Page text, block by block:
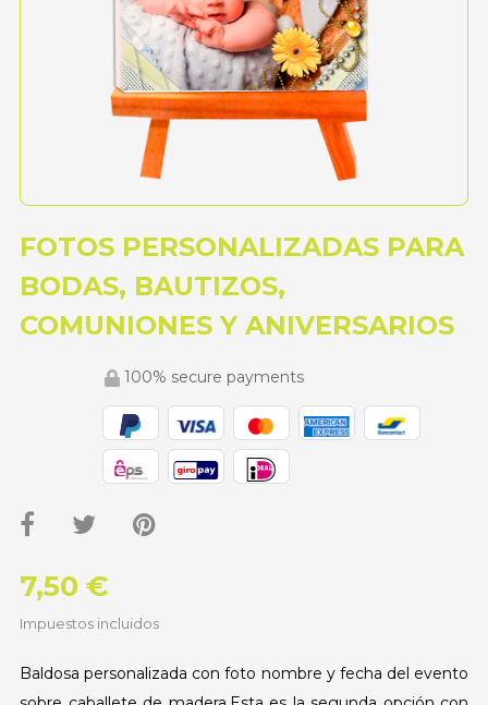
FOTOS PERSONALIZADAS PARA
BODAS, BAUTIZOS,
COMUNIONES Y ANIVERSARIOS
100% secure payments
7,50 €
Impuestos incluidos
Baldosa personalizada con foto nombre y fecha del evento